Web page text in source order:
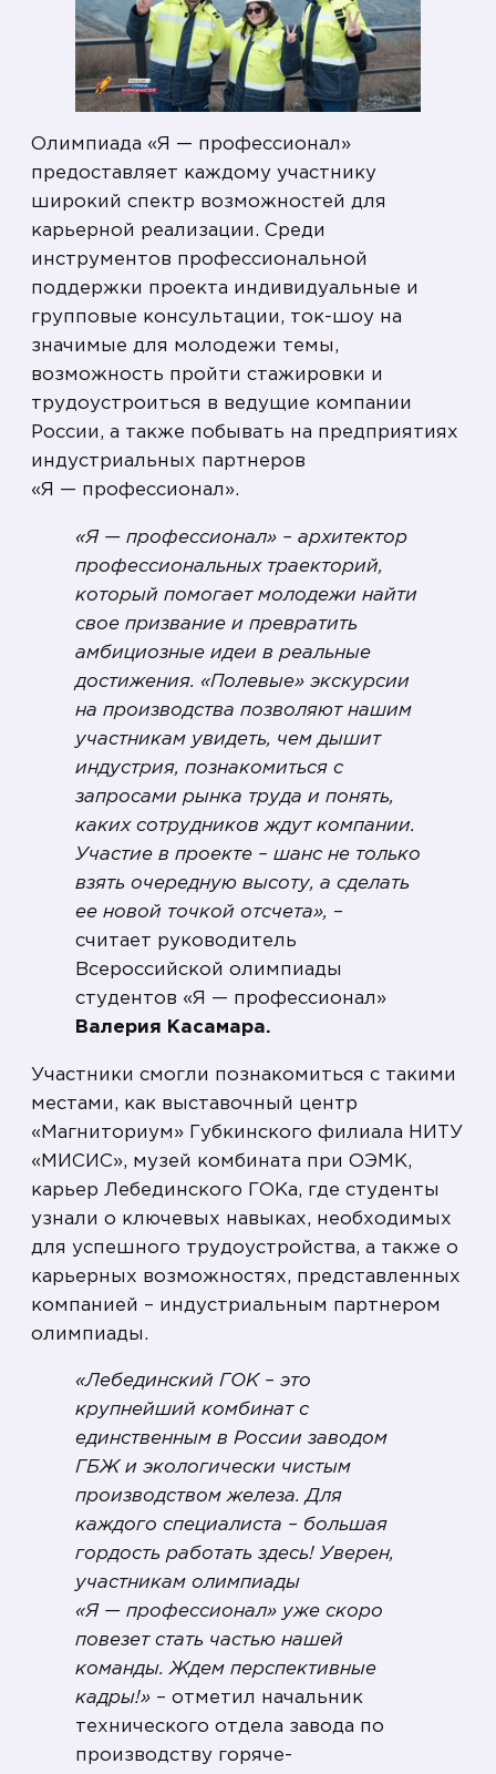
Олимпиада «Я — профессионал»
предоставляет каждому участнику
широкий спектр возможностей для
карьерной реализации. Среди
инструментов профессиональной
поддержки проекта индивидуальные и
групповые консультации, ток-шоу на
значимые для молодежи темы,
возможность пройти стажировки и
трудоустроиться в ведущие компании
России, а также побывать на предприятиях
индустриальных партнеров
«Я — профессионал».
«Я — профессионал» – архитектор
профессиональных траекторий,
который помогает молодежи найти
свое призвание и превратить
амбициозные идеи в реальные
достижения. «Полевые» экскурсии
на производства позволяют нашим
участникам увидеть, чем дышит
индустрия, познакомиться с
запросами рынка труда и понять,
каких сотрудников ждут компании.
Участие в проекте – шанс не только
взять очередную высоту, а сделать
ее новой точкой отсчета», –
считает руководитель
Всероссийской олимпиады
студентов «Я — профессионал»
Валерия Касамара.
Участники смогли познакомиться с такими
местами, как выставочный центр
«Магниториум» Губкинского филиала НИТУ
«МИСИС», музей комбината при ОЭМК,
карьер Лебединского ГОКа, где студенты
узнали о ключевых навыках, необходимых
для успешного трудоустройства, а также о
карьерных возможностях, представленных
компанией – индустриальным партнером
олимпиады.
«Лебединский ГОК – это
крупнейший комбинат с
единственным в России заводом
ГБЖ и экологически чистым
производством железа. Для
каждого специалиста – большая
гордость работать здесь! Уверен,
участникам олимпиады
«Я — профессионал» уже скоро
повезет стать частью нашей
команды. Ждем перспективные
кадры!» – отметил начальник
технического отдела завода по
производству горяче-